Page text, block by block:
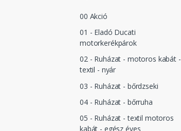
00 Akció
01 - Eladó Ducati
motorkerékpárok
02 - Ruházat - motoros kabát -
textil - nyár
03 - Ruházat - bőrdzseki
04 - Ruházat - bőrruha
05 - Ruházat - textil motoros
kabát - egész éves